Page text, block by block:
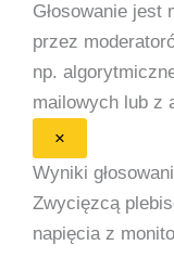
Głosowanie jest
przez
np.
mailowych lub z
×
Wyniki
Zwycięzcą
napięcia z